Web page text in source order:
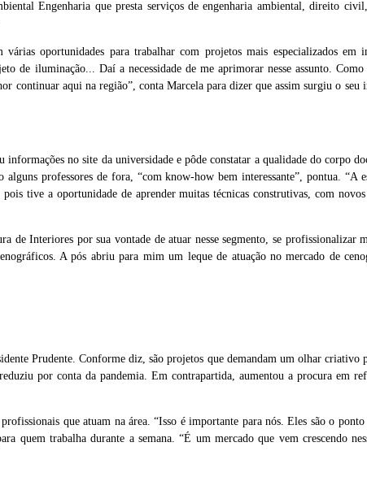
Engenharia que presta serviços de engenharia ambiental, direito
oportunidades para trabalhar com projetos mais especializados em
de iluminação... Daí a necessidade de me aprimorar nesse assunto.
continuar aqui na região”, conta Marcela para dizer que assim surgiu o seu
informações no site da universidade e pôde constatar a qualidade do corpo
alguns professores de fora, “com know-how bem interessante”, pontua. “A
tive a oportunidade de aprender muitas técnicas construtivas, com
Interiores por sua vontade de atuar nesse segmento, se profissionalizar
A pós abriu para mim um leque de atuação no mercado de
Prudente. Conforme diz, são projetos que demandam um olhar criativo
por conta da pandemia. Em contrapartida, aumentou a procura em
que atuam na área. “Isso é importante para nós. Eles são o
quem trabalha durante a semana. “É um mercado que vem crescendo